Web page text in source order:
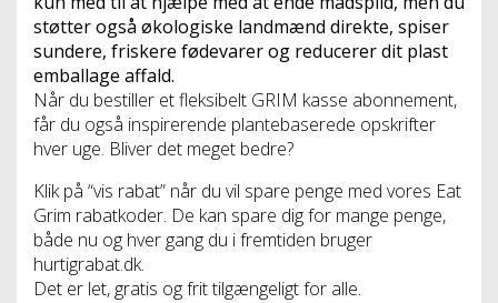
støtter også økologiske landmænd direkte, spiser
sundere, friskere fødevarer og reducerer dit plast
emballage affald.
Når du bestiller et fleksibelt GRIM kasse abonnement,
får du også inspirerende plantebaserede opskrifter
hver uge. Bliver det meget bedre?
Klik på “vis rabat” når du vil spare penge med vores Eat
Grim rabatkoder. De kan spare dig for mange penge,
både nu og hver gang du i fremtiden bruger
hurtigrabat.dk.
Det er let, gratis og frit tilgængeligt for alle.